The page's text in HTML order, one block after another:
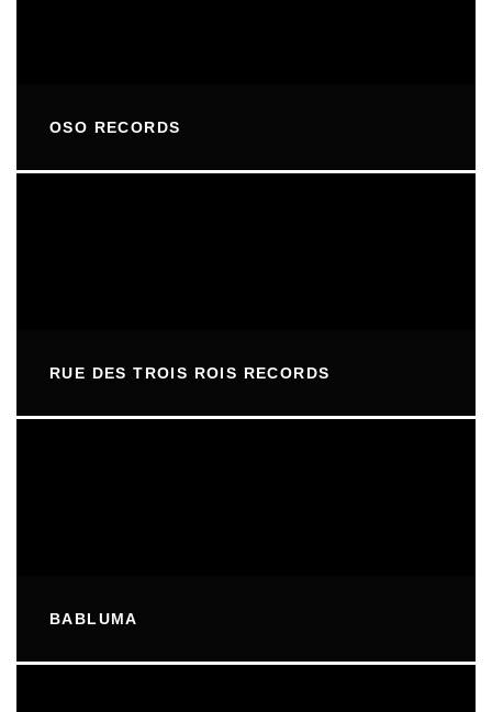
OSO RECORDS
RUE DES TROIS ROIS RECORDS
BABLUMA